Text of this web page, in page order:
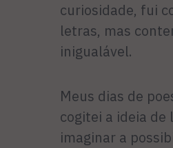
curiosidade, fui
letras, mas
inigualável.
Meus dias de
cogitei a ideia
imaginar a